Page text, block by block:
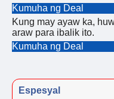
Kumuha ng Deal
Kung may ayaw ka,
araw para ibalik ito.
Kumuha ng Deal
Espesyal